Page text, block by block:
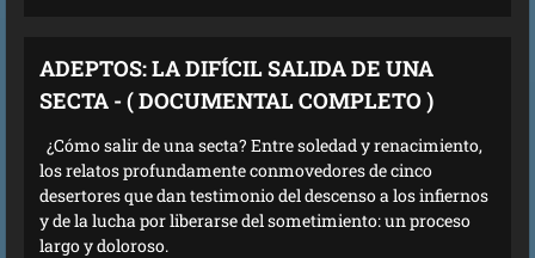
ADEPTOS: LA DIFÍCIL SALIDA DE UNA
SECTA - ( DOCUMENTAL COMPLETO )
¿Cómo salir de una secta? Entre soledad y renacimiento,
los relatos profundamente conmovedores de cinco
desertores que dan testimonio del descenso a los infiernos
y de la lucha por liberarse del sometimiento: un proceso
largo y doloroso.